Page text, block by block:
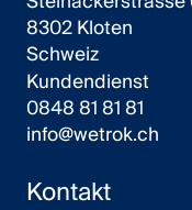
8302 Kloten
Schweiz
Kundendienst
0848 81 81 81
info@wetrok.ch
Kontakt